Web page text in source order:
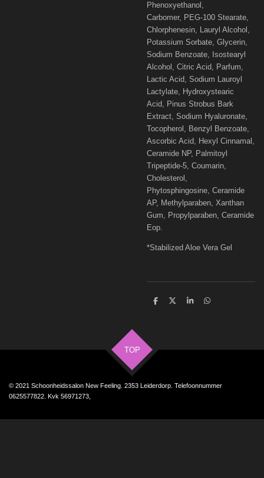
Phenoxyethanol,
Carbomer, PEG-100 Stearate,
Chlorphenesin, Lauryl Alcohol,
Potassium Sorbate, Glycerin,
Sodium Benzoate, Isostearyl
Alcohol, Citric Acid, Parfum,
Lactic Acid, Sodium Lauroyl
Lactylate, Hydroxystearic
Acid, Pinus Strobus Bark
Extract, Sodium Hyaluronate,
Tocopherol, Benzyl Benzoate,
Ascorbic Acid, Hexyl Cinnamal,
Ceramide NP, Palmitoyl
Tripeptide-5, Coumarin,
Cholesterol,
Phytosphingosine, Ceramide
AP, Methylparaben, Xanthan
Gum, Propylparaben, Ceramide
Eop.
*Stabilized Aloe Vera Gel
D
D
S
D
TOP
© 2021 Schoonheidssalon New Feeling. 2353 Leiderdorp. Telefoonnummer
0625577822. Kvk 56971273,